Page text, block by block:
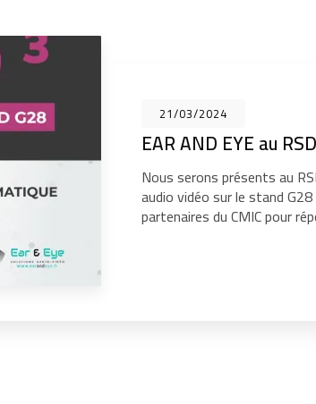
21/03/2024
EAR AND EYE au
Nous serons présents au
audio vidéo sur le stand
partenaires du CMIC pour